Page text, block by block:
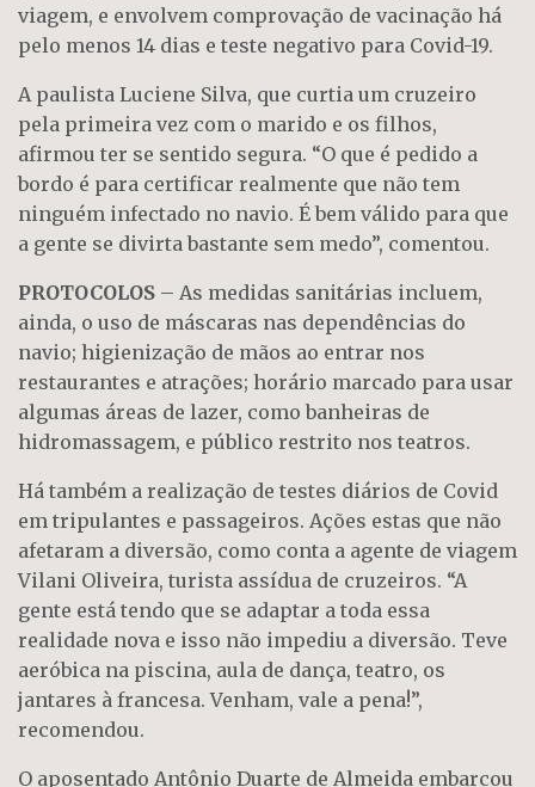
viagem, e envolvem comprovação de vacinação há
pelo menos 14 dias e teste negativo para Covid-19.
A paulista Luciene Silva, que curtia um cruzeiro
pela primeira vez com o marido e os filhos,
afirmou ter se sentido segura. “O que é pedido a
bordo é para certificar realmente que não tem
ninguém infectado no navio. É bem válido para que
a gente se divirta bastante sem medo”, comentou.
PROTOCOLOS – As medidas sanitárias incluem,
ainda, o uso de máscaras nas dependências do
navio; higienização de mãos ao entrar nos
restaurantes e atrações; horário marcado para usar
algumas áreas de lazer, como banheiras de
hidromassagem, e público restrito nos teatros.
Há também a realização de testes diários de Covid
em tripulantes e passageiros. Ações estas que não
afetaram a diversão, como conta a agente de viagem
Vilani Oliveira, turista assídua de cruzeiros. “A
gente está tendo que se adaptar a toda essa
realidade nova e isso não impediu a diversão. Teve
aeróbica na piscina, aula de dança, teatro, os
jantares à francesa. Venham, vale a pena!”,
recomendou.
O aposentado Antônio Duarte de Almeida embarcou